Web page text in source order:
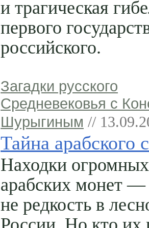
и трагическая
первого
российского.
Загадки русского
Средневековья с
Шурыгиным //
Тайна арабского
Находки
арабских монет —
не редкость в